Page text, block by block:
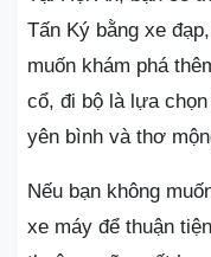
Tấn Ký bằng xe
muốn khám phá
cổ, đi bộ là lựa
yên bình và thơ
Nếu bạn không
xe máy để thuận